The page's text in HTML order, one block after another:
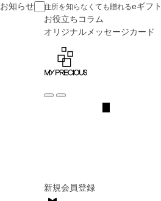
住所を知らなくても贈れるeギフト
お役立ちコラム
オリジナル メッセージカード
新規会員登録
お知らせ